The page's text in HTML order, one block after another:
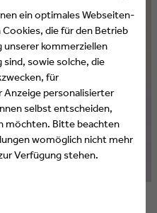
ein optimales Webseiten-
Cookies, die für den Betrieb
unserer kommerziellen
sowie solche, die
für
personalisierter
selbst entscheiden,
möchten. Bitte beachten
womöglich nicht mehr
Verfügung stehen.